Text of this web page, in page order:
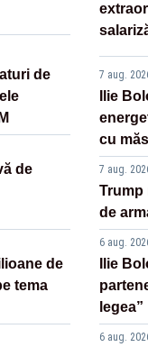
de
de
de
tema
7 aug.
Ilie
cu
7 aug.
Trump
de
6 aug.
Ilie
legea”
6 aug.